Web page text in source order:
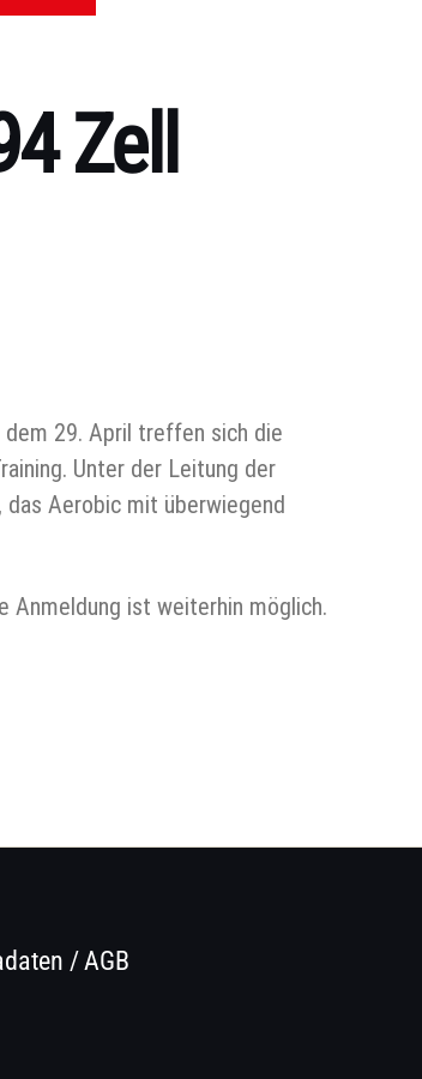
Zell
dem 29. April treffen sich die
Unter der Leitung der
das Aerobic mit überwiegend
Anmeldung ist weiterhin möglich.
/ AGB